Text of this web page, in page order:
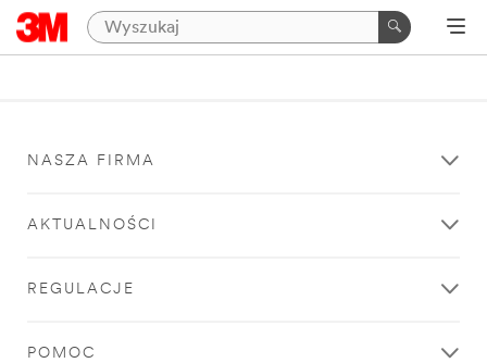
NASZA FIRMA
AKTUALNOŚCI
REGULACJE
POMOC